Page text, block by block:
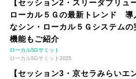
【セッション2・スリーダブリュ
ローカル５Ｇの最新トレンド 導
なシン・ローカル５Ｇシステム
機能もご紹介
ローカル5Gサミット
ローカル5Gサミット2025
【セッション3・京セラみらいエ